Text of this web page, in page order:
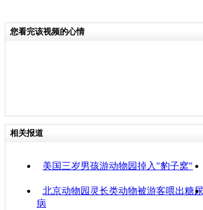
您看完该视频的心情
相关报道
美国三岁男孩游动物园掉入"豹子窝"
北京动物园灵长类动物被游客喂出糖尿
病